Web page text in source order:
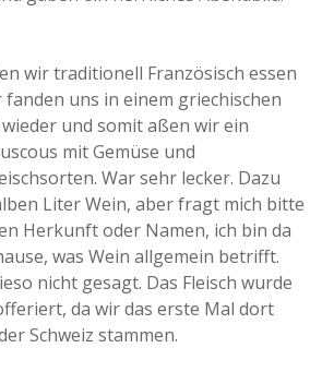
wir traditionell Französisch essen
fanden uns in einem griechischen
und somit aßen wir ein
mit Gemüse und
War sehr lecker. Dazu
Liter Wein, aber fragt mich bitte
Herkunft oder Namen, ich bin da
was Wein allgemein betrifft.
nicht gesagt. Das Fleisch wurde
da wir das erste Mal dort
Schweiz stammen.